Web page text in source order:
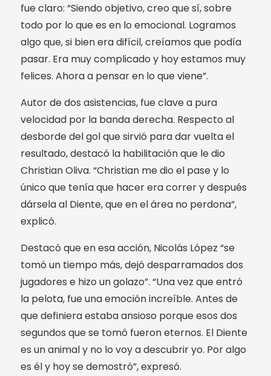
fue claro: “Siendo objetivo, creo que sí, sobre
todo por lo que es en lo emocional. Logramos
algo que, si bien era difícil, creíamos que podía
pasar. Era muy complicado y hoy estamos muy
felices. Ahora a pensar en lo que viene”.
Autor de dos asistencias, fue clave a pura
velocidad por la banda derecha. Respecto al
desborde del gol que sirvió para dar vuelta el
resultado, destacó la habilitación que le dio
Christian Oliva. “Christian me dio el pase y lo
único que tenía que hacer era correr y después
dársela al Diente, que en el área no perdona”,
explicó.
Destacó que en esa acción, Nicolás López “se
tomó un tiempo más, dejó desparramados dos
jugadores e hizo un golazo”. “Una vez que entró
la pelota, fue una emoción increíble. Antes de
que definiera estaba ansioso porque esos dos
segundos que se tomó fueron eternos. El Diente
es un animal y no lo voy a descubrir yo. Por algo
es él y hoy se demostró”, expresó.